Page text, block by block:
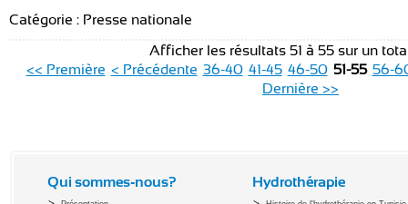
Catégorie : Presse nationale
Afficher les résultats 51 à 55 sur un
<< Première < Précédente 36-40 41-45 46-50 51-55 56-
Dernière >>
Qui sommes-nous? Hydrothérapie